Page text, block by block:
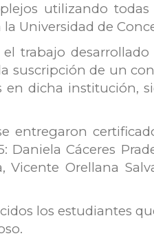
utilizando
Universidad de
el trabajo
suscripción de un
en dicha institución,
entregaron
Daniela Cáceres
Vicente Orellana
los estudiantes